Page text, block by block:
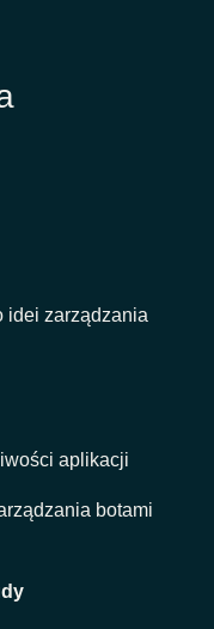
idei zarządzania
aplikacji
botami